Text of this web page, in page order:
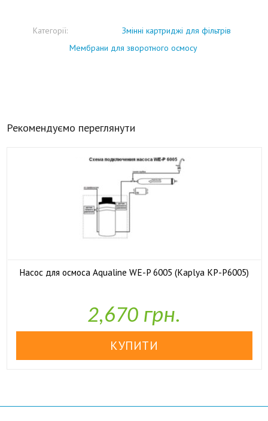
Категорії:
Змінні картриджі для фільтрів
Мембрани для зворотного осмосу
Рекомендуємо переглянути
Насос для осмоса Aqualine WE-P 6005 (Kaplya KP-P6005)
2,670 грн.